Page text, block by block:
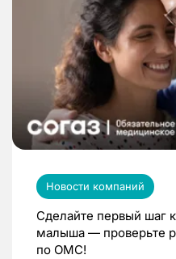
Новости компаний
Сделайте первый шаг
малыша — проверьте
по ОМС!